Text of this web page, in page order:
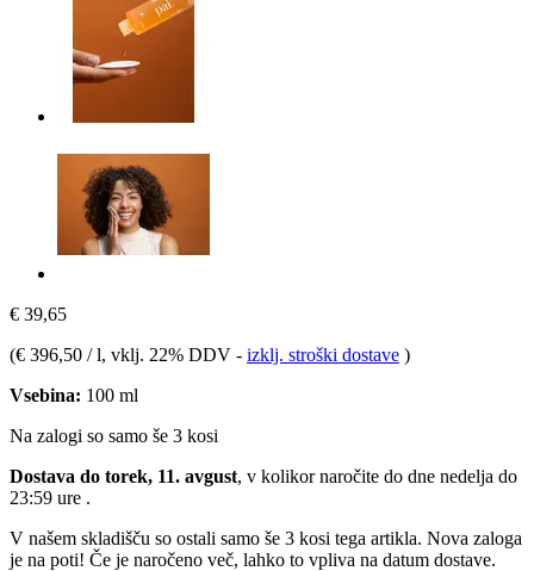
€ 39,65
(€ 396,50 / l, vklj. 22% DDV - izklj. stroški dostave )
Vsebina: 100 ml
Na zalogi so samo še 3 kosi
Dostava do torek, 11. avgust, v kolikor naročite do dne nedelja do
23:59 ure .
V našem skladišču so ostali samo še 3 kosi tega artikla. Nova zaloga
je na poti! Če je naročeno več, lahko to vpliva na datum dostave.